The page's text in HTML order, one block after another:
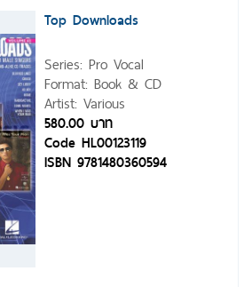
Top Downloads
Series: Pro Vocal
Format: Book & CD
Artist: Various
580.00 บาท
Code HL00123119
ISBN 9781480360594